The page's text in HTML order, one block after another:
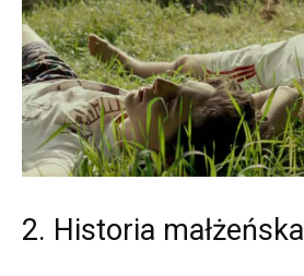
2. Historia małżeńska